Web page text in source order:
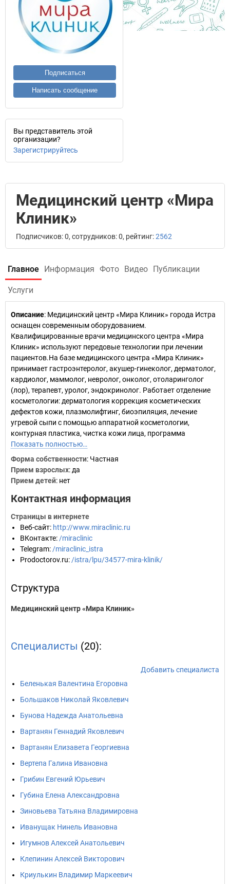
Подписаться
Написать сообщение
Вы представитель этой
организации?
Зарегистрируйтесь
Медицинский центр «Мира
Клиник»
Подписчиков: 0, сотрудников: 0, рейтинг:2562
Главное Информация Фото Видео Публикации
Услуги
Описание: Медицинский центр «Мира Клиник» города Истра
оснащен современным оборудованием.
Квалифицированные врачи медицинского центра «Мира
Клиник» используют передовые технологии при лечении
пациентов.На базе медицинского центра «Мира Клиник»
принимает гастроэнтеролог, акушер-гинеколог, дерматолог,
кардиолог, маммолог, невролог, онколог, отоларинголог
(лор), терапевт, уролог, эндокринолог. Работает отделение
косметологии: дерматология коррекция косметических
дефектов кожи, плазмолифтинг, биоэпиляция, лечение
угревой сыпи с помощью аппаратной косметологии,
контурная пластика, чистка кожи лица, программа
Показать полностью…
Форма собственности: Частная
Прием взрослых: да
Прием детей: нет
Контактная информация
Страницы в интернете
Веб-сайт: http://www.miraclinic.ru
ВКонтакте: /miraclinic
Telegram: /miraclinic_istra
Prodoctorov.ru: /istra/lpu/34577-mira-klinik/
Структура
Медицинский центр «Мира Клиник»
Специалисты (20):
Добавить специалиста
Беленькая Валентина Егоровна
Большаков Николай Яковлевич
Бунова Надежда Анатольевна
Вартанян Геннадий Яковлевич
Вартанян Елизавета Георгиевна
Вертепа Галина Ивановна
Грибин Евгений Юрьевич
Губина Елена Александровна
Зиновьева Татьяна Владимировна
Иванущак Нинель Ивановна
Игумнов Алексей Анатольевич
Клепинин Алексей Викторович
Криулькин Владимир Маркеевич